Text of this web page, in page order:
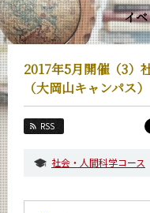
イ
2017年5月開催（3）
（大岡山キャンパス）
RSS
社会・人間科学コース
Top Page
社会・人間科学系につ
About Us
教育
Education
教員・研究室
Faculty and Laboratories
未来